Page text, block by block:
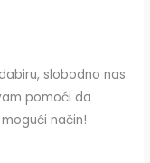
slobodno nas
pomoći da
način!